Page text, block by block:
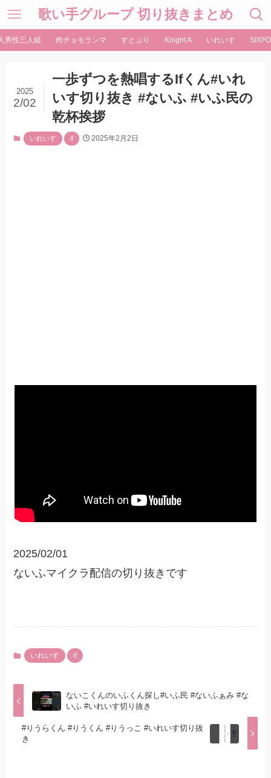
歌い手グループ 切り抜きまとめ
男性三人組 肉チョモランマ すとぷり Knight A いれいす
一歩ずつを熱唱するIfくん#いれ
いす切り抜き #ないふ #いふ民の
乾杯挨拶
2025
2/02
いれいす if 2025年2月2日
2025/02/01
ないふマイクラ配信の切り抜きです
いれいす if
ないこくんのいふくん探し#いふ民 #ないふぁみ #な
いふ #いれいす切り抜き
#りうらくん #りうくん #りうっこ #いれいす切り抜
き